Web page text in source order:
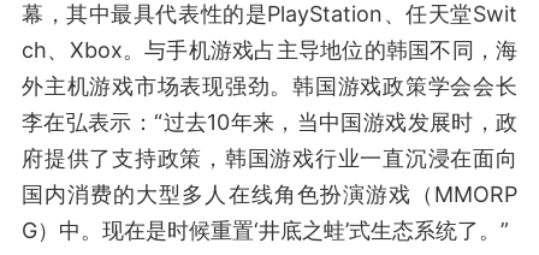
幕，其中最具代表性的是PlayStation、任天堂Swit
ch、Xbox。与手机游戏占主导地位的韩国不同，海
外主机游戏市场表现强劲。韩国游戏政策学会会长
李在弘表示：“过去10年来，当中国游戏发展时，政
府提供了支持政策，韩国游戏行业一直沉浸在面向
国内消费的大型多人在线角色扮演游戏（MMORP
G）中。现在是时候重置‘井底之蛙’式生态系统了。”